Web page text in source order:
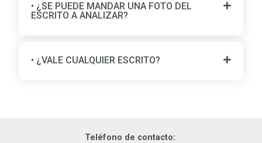
• ¿SE PUEDE MANDAR UNA FOTO DEL
ESCRITO A ANALIZAR?
• ¿VALE CUALQUIER ESCRITO?
Teléfono de contacto: